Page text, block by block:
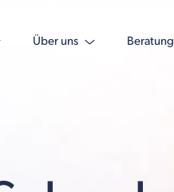
Über uns Beratung